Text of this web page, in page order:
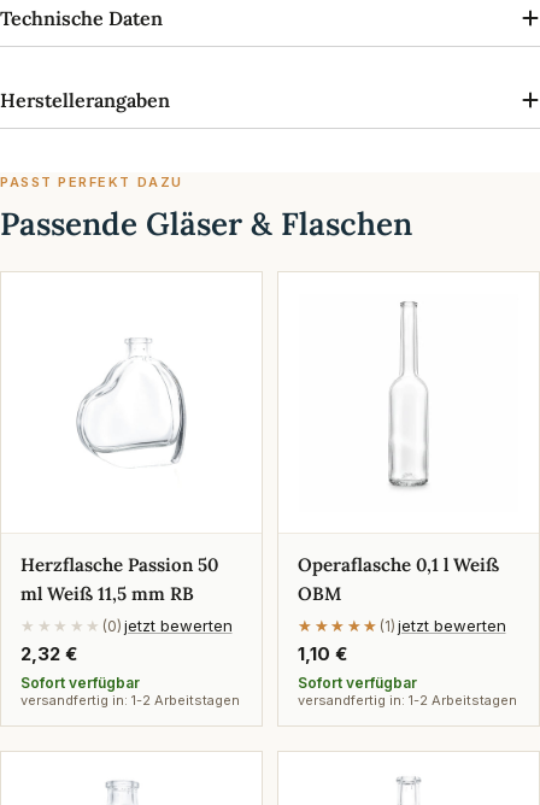
Technische Daten
Herstellerangaben
PASST PERFEKT DAZU
Passende Gläser & Flaschen
Herzflasche Passion 50
ml Weiß 11,5 mm RB
★★★★★ (0) jetzt bewerten
Regulärer
Preis
2,32 €
Sofort verfügbar
versandfertig in: 1-2 Arbeitstagen
Operaflasche 0,1 l Weiß
OBM
★★★★★
★★★★★ (1) jetzt bewerten
Regulärer
Preis
1,10 €
Sofort verfügbar
versandfertig in: 1-2 Arbeitstagen